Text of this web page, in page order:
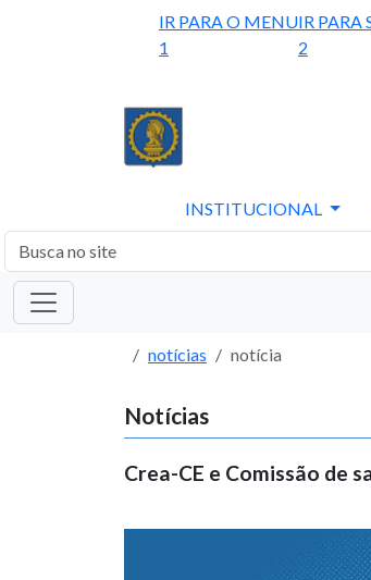
IR PARA O MENU
1
IR PARA
2
INSTITUCIONAL
notícias notícia
Notícias
Crea-CE e Comissão de